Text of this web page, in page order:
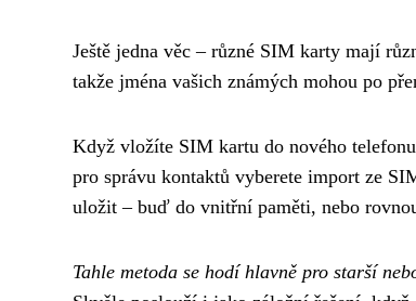
Ještě jedna věc – různé SIM karty mají
takže jména vašich známých mohou po
Když vložíte SIM kartu do nového
pro správu kontaktů vyberete import ze
uložit – buď do vnitřní paměti, nebo
Tahle metoda se hodí hlavně pro starší